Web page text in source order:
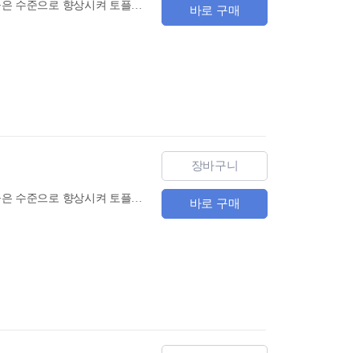
바로 구매
Listening TOP 시리즈는 중고급의 영어 리스닝 실력을 지닌 중학생들이 영어 듣기 능력을 더욱 높은 수준으로 향상시켜 토플, 텝스 등 각종 공인 영어 시험에도 효과적으로 대비할 수 있도록 기획된 3권짜리 교재이다. 주제 별로 유용한 정보와 배경지식을 담고 있는 흥미로운 지문은 일상 대화뿐 아니라 대학 강의 스타일을 포함한 다채로운 형식으로 제공된다. 또한 리스닝의 핵심 기술인 노트 테이킹 스킬(note-taking skill)을 집중적으로 훈련하고, 모든 영어 리스닝 시험에서 가장 주요하게 출제되는 핵심 유형 문제들을 단계적으로 해결하는 과정에서 어떠한 리스닝 문제에도 대비할 수 있는 고난도 리스닝 실력은 물론 논리적 사고력까지 다질 수 있다.
장바구니
바로 구매